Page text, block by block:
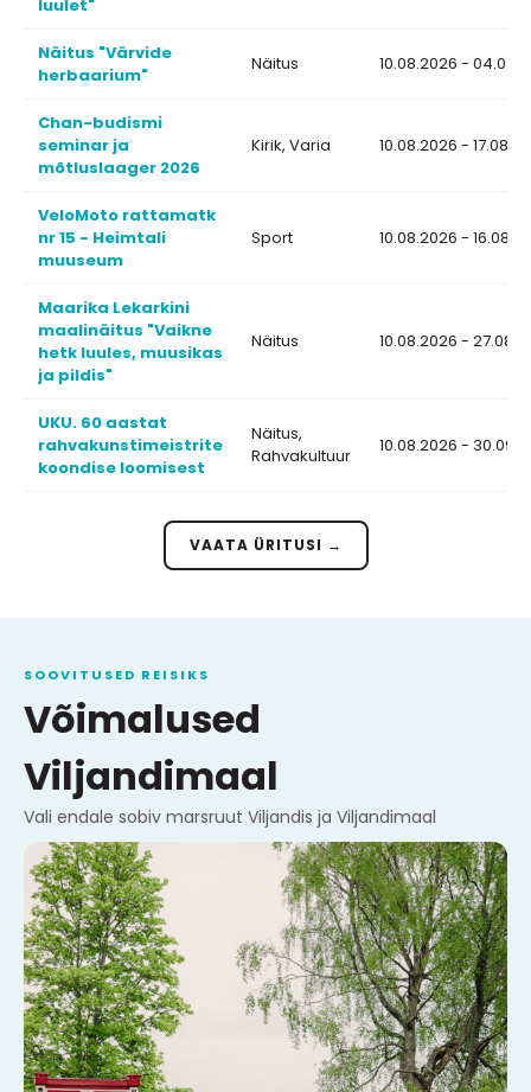
luulet"
Näitus "Värvide
herbaarium"
Näitus 10.08.2026 -
Chan-budismi
seminar ja
mõtluslaager 2026
Kirik, Varia 10.08.2026 -
VeloMoto rattamatk
nr 15 - Heimtali
muuseum
Sport 10.08.2026 -
Maarika Lekarkini
maalinäitus "Vaikne
hetk luules, muusikas
ja pildis"
Näitus 10.08.2026 -
UKU. 60 aastat
rahvakunstimeistrite
koondise loomisest
Näitus,
Rahvakultuur
10.08.2026 -
VAATA ÜRITUSI →
SOOVITUSED REISIKS
Võimalused
Viljandimaal
Vali endale sobiv marsruut Viljandis ja Viljandimaal